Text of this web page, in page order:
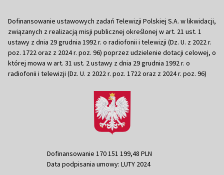
Dofinansowanie ustawowych zadań Telewizji Polskiej S.A. w likwidacji,
związanych z realizacją misji publicznej określonej w art. 21 ust. 1
ustawy z dnia 29 grudnia 1992 r. o radiofonii i telewizji (Dz. U. z 2022 r.
poz. 1722 oraz z 2024 r. poz. 96) poprzez udzielenie dotacji celowej, o
której mowa w art. 31 ust. 2 ustawy z dnia 29 grudnia 1992 r. o
radiofonii i telewizji (Dz. U. z 2022 r. poz. 1722 oraz z 2024 r. poz. 96)
Dofinansowanie 170 151 199,48 PLN
Data podpisania umowy: LUTY 2024